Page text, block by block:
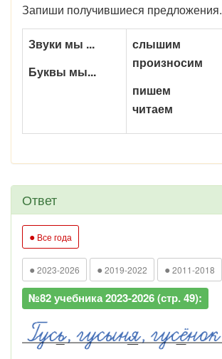
Запиши получившиеся предложения.
Звуки мы ...
Буквы мы...
слышим
произносим
пишем
читаем
Ответ
● Все года
● 2023-2026 ● 2019-2022 ● 2011-2018
№82 учебника 2023-2026 (стр. 49):